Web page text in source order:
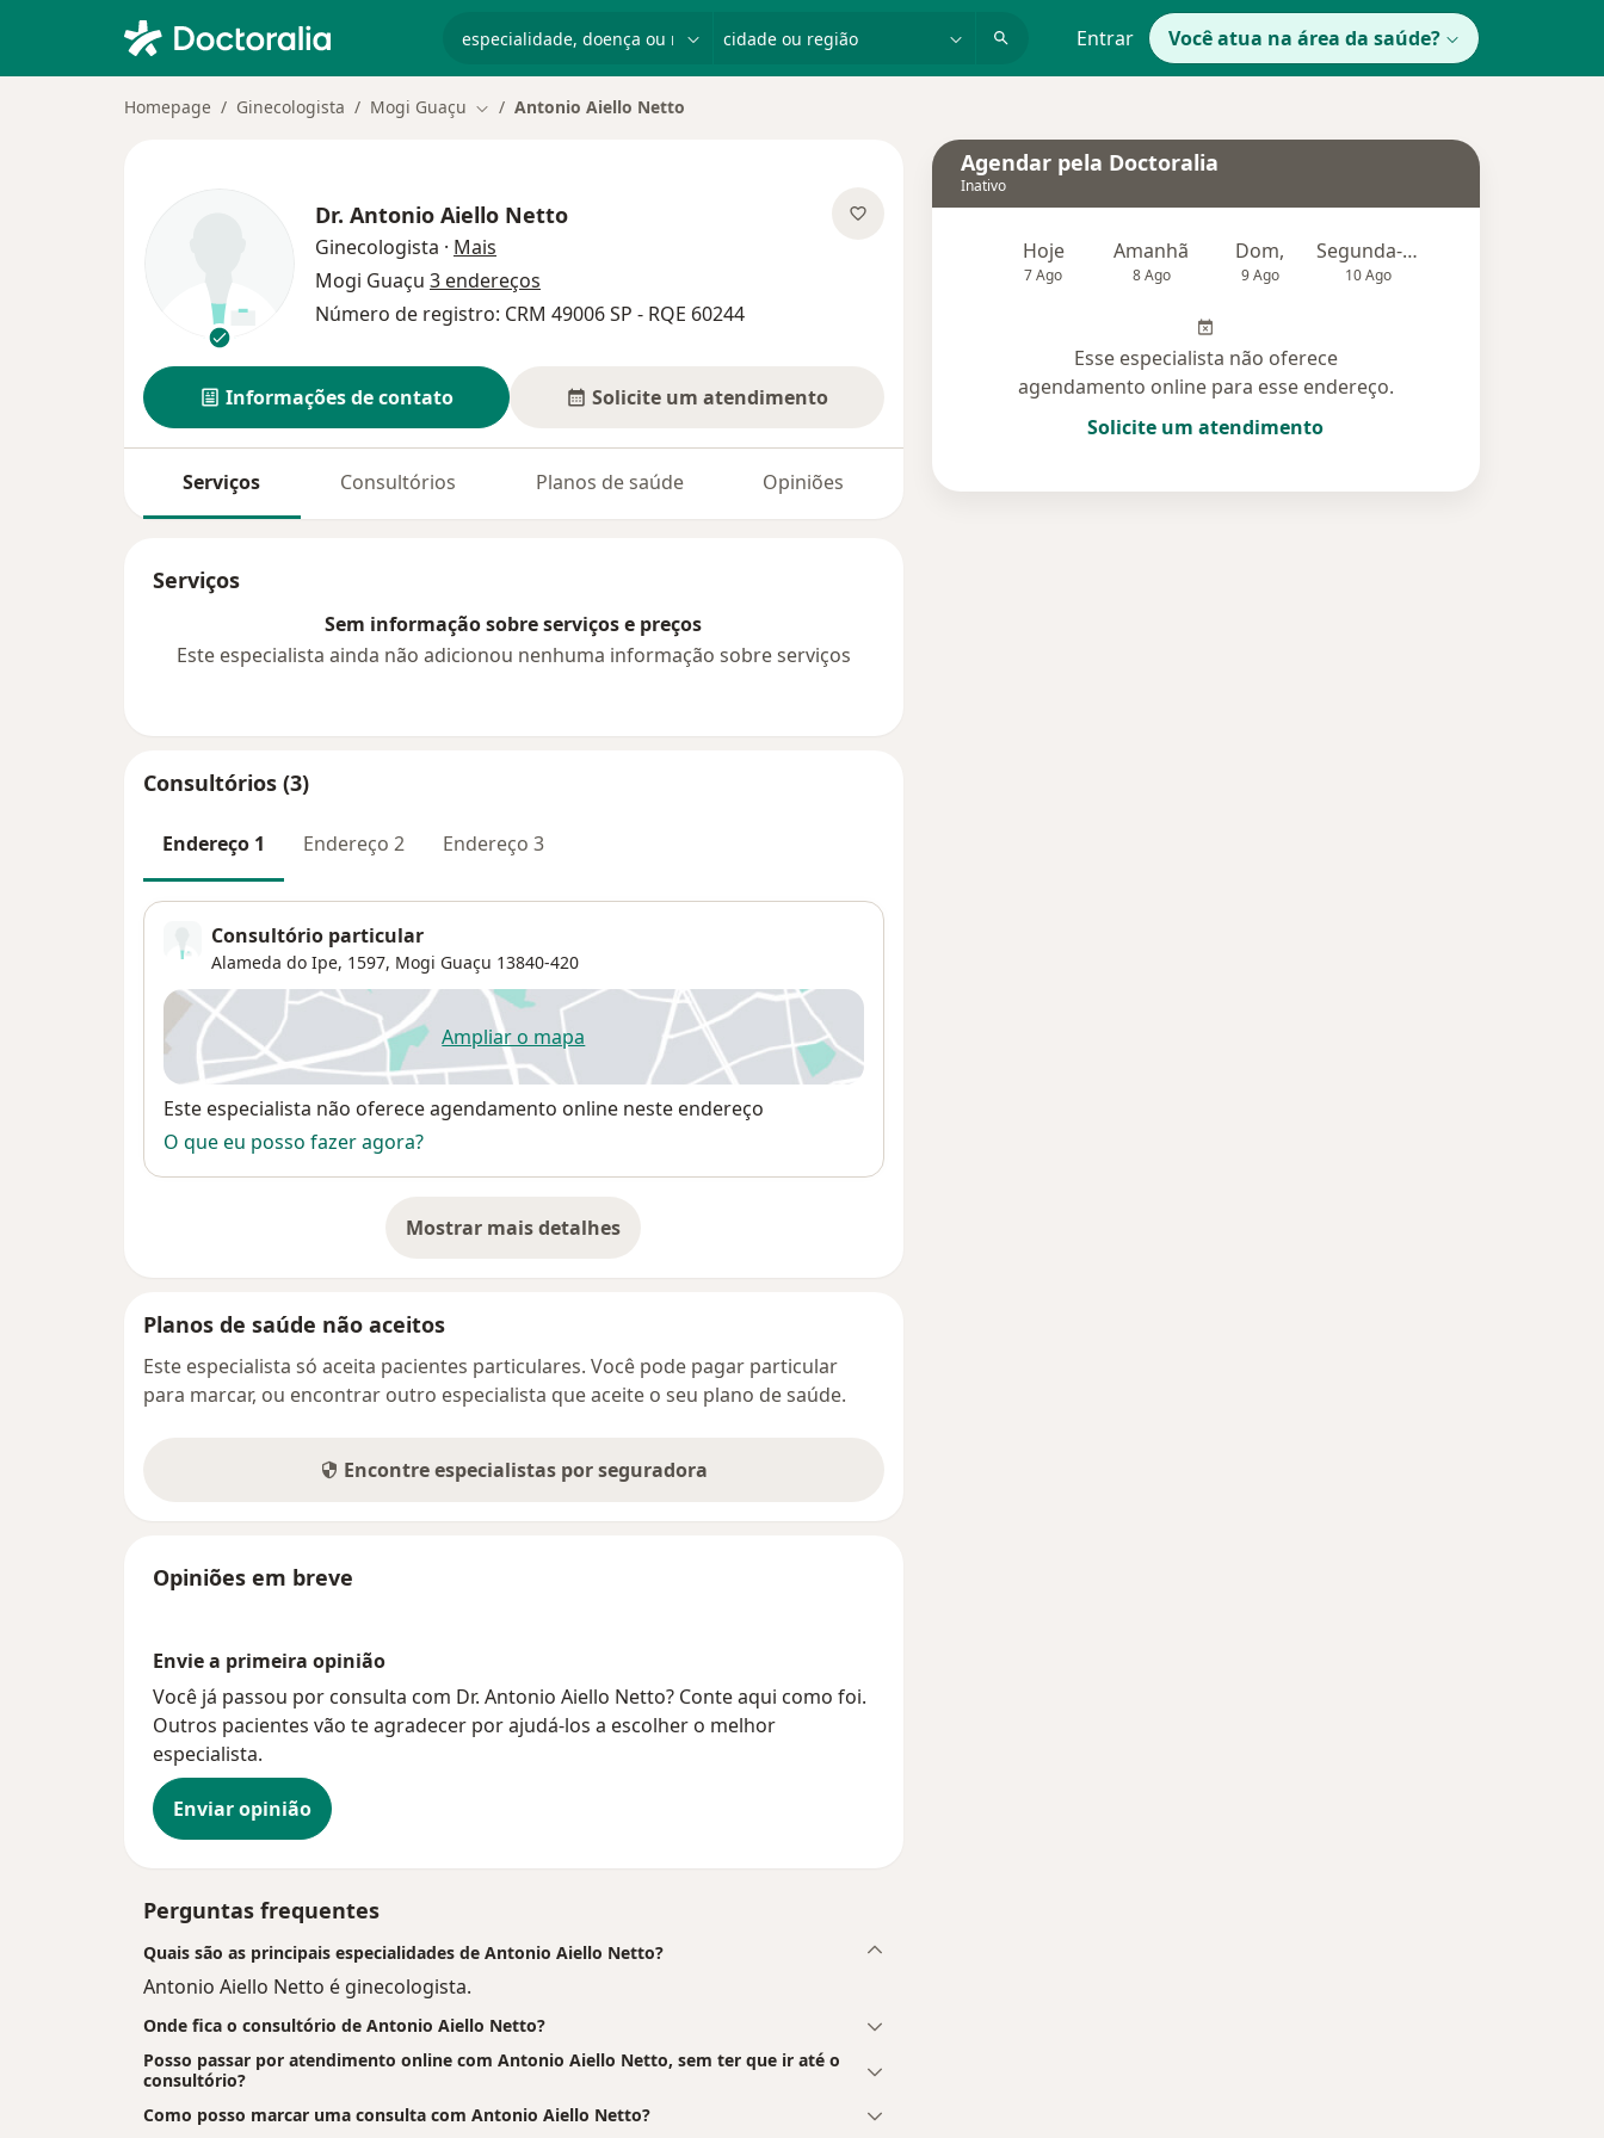
Entrar Você atua na área da saúde?
Homepage Ginecologista Mogi Guaçu Mudar de cidade
Antonio Aiello Netto
Dr. Antonio Aiello Netto
Ginecologista · Mais
Mogi Guaçu 3 endereços
Número de registro: CRM 49006 SP - RQE 60244
Informações de contato Solicite um atendimento
Serviços Consultórios Planos de saúde Opiniões
Serviços
Sem informação sobre serviços e preços
Este especialista ainda não adicionou nenhuma informação sobre serviços
Consultórios (3)
Endereço 1 Endereço 2 Endereço 3
Consultório particular
Alameda do Ipe, 1597, Mogi Guaçu 13840-420
Ampliar o mapaabre num novo separador
Disponibilidade
Este especialista não oferece agendamento online neste endereço
O que eu posso fazer agora?
Mostrar mais detalhes
sobre o endereço
Planos de saúde não aceitos
Este especialista só aceita pacientes particulares. Você pode pagar particular
para marcar, ou encontrar outro especialista que aceite o seu plano de saúde.
Encontre especialistas por seguradora
Opiniões em breve
Envie a primeira opinião
Você já passou por consulta com Dr. Antonio Aiello Netto? Conte aqui como foi.
Outros pacientes vão te agradecer por ajudá-los a escolher o melhor
especialista.
Enviar opinião
Perguntas frequentes
Quais são as principais especialidades de Antonio Aiello Netto?
Antonio Aiello Netto é ginecologista.
Onde fica o consultório de Antonio Aiello Netto?
Posso passar por atendimento online com Antonio Aiello Netto, sem ter que ir até o
consultório?
Como posso marcar uma consulta com Antonio Aiello Netto?
Agendar pela Doctoralia
Inativo
Hoje
7 Ago
Amanhã
8 Ago
Dom,
9 Ago
Segunda-feira
10 Ago
Esse especialista não oferece
agendamento online para esse endereço.
Solicite um atendimento